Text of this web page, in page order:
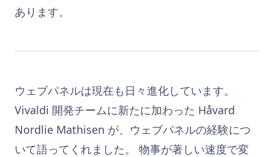
あります。
ウェブパネルは現在も日々進化しています。
Vivaldi 開発チームに新たに加わった Håvard
Nordlie Mathisen が、ウェブパネルの経験につ
いて語ってくれました。 物事が著しい速度で変